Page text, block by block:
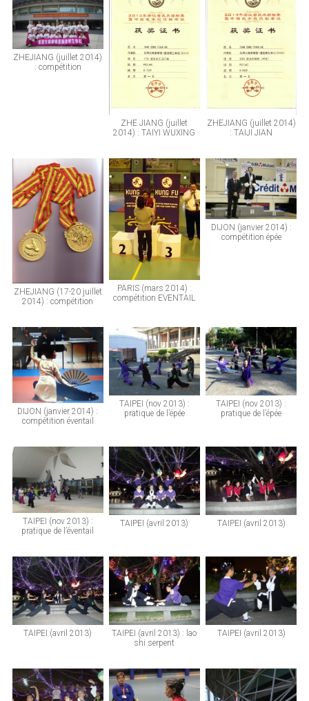
ZHEJIANG (juillet 2014)
: compétition
ZHE JIANG (juillet
2014) : TAIYI WUXING
ZHEJIANG (juillet 2014)
: TAIJI JIAN
ZHEJIANG (17-20 juillet
2014) : compétition
PARIS (mars 2014) :
compétition EVENTAIL
DIJON (janvier 2014) :
compétition épée
DIJON (janvier 2014) :
compétition éventail
TAIPEI (nov 2013) :
pratique de l’épée
TAIPEI (nov 2013) :
pratique de l’épée
TAIPEI (nov 2013) :
pratique de l’éventail
TAIPEI (avril 2013) TAIPEI (avril 2013)
TAIPEI (avril 2013)
TAIPEI (avril 2013) : lao
shi serpent
TAIPEI (avril 2013)